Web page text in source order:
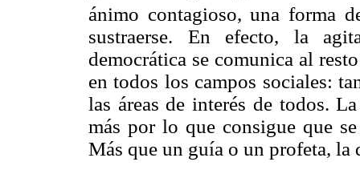
ánimo contagioso, una forma
sustraerse. En efecto, la
democrática se comunica al
en todos los campos sociales:
las áreas de interés de todos.
más por lo que consigue que
Más que un guía o un profeta, la